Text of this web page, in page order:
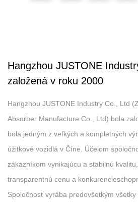
Hangzhou JUSTONE
založená v roku 2000
Hangzhou JUSTONE Industry Co., Ltd
Absorber Manufacture Co., Ltd) bola
bola jedným z veľkých a kompletných
úžitkové vozidlá v Číne. Účelom
zákazníkom vynikajúcu a stabilnú
transparentnú cenu a
Spoločnosť vyrába predovšetkým